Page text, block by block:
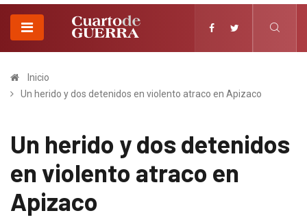
Inicio
Un herido y dos detenidos en violento atraco en Apizaco
Un herido y dos detenidos
en violento atraco en
Apizaco